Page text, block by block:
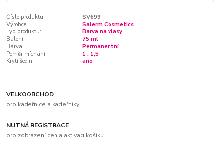
Číslo produktu:
SV699
Výrobce:
Salerm Cosmetics
Typ produktu:
Barva na vlasy
Balení:
75 ml
Barva:
Permanentní
Poměr míchání:
1 : 1,5
Krytí šedin:
ano
VELKOOBCHOD
pro kadeřnice a kadeřníky
NUTNÁ REGISTRACE
pro zobrazení cen a aktivaci košíku